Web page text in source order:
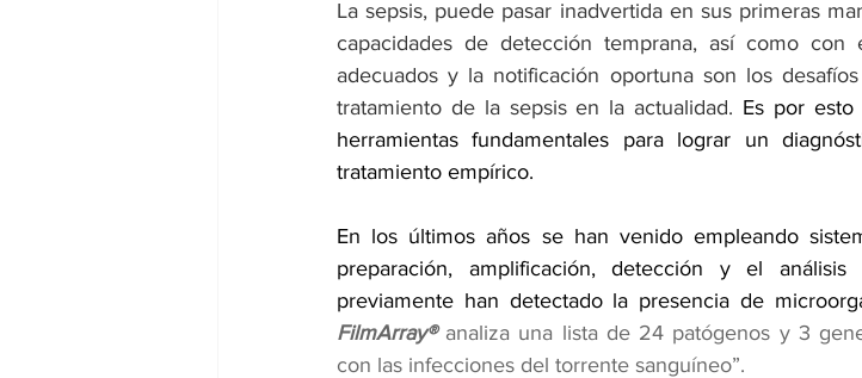
La sepsis, puede pasar inadvertida en sus primeras
capacidades de detección temprana, así como con
adecuados y la notificación oportuna son los
tratamiento de la sepsis en la actualidad. Es por esto
herramientas fundamentales para lograr un
tratamiento empírico.
En los últimos años se han venido empleando
preparación, amplificación, detección y el
previamente han detectado la presencia de
FilmArray® analiza una lista de 24 patógenos y 3
con las infecciones del torrente sanguíneo”.